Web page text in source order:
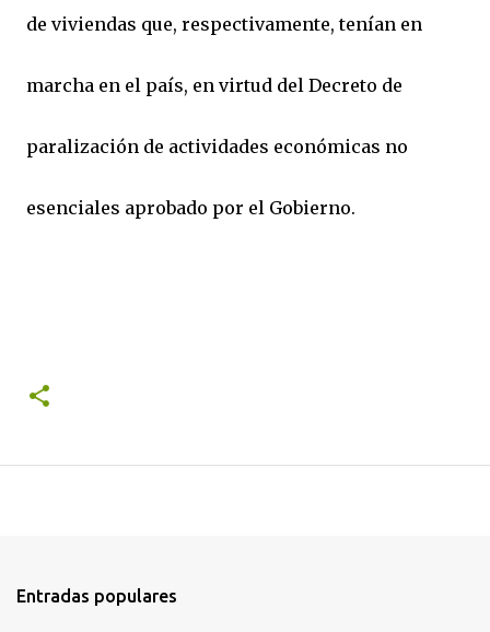
de viviendas que, respectivamente, tenían en
marcha en el país, en virtud del Decreto de
paralización de actividades económicas no
esenciales aprobado por el Gobierno.
Entradas populares